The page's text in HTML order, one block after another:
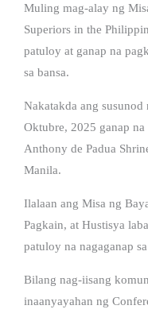
Muling mag-alay ng
Superiors in the
patuloy at ganap na
sa bansa.
Nakatakda ang
Oktubre, 2025 ganap
Anthony de Padua
Manila.
Ilalaan ang Misa ng
Pagkain, at Hustisya
patuloy na nagaganap
Bilang nag-iisang
inaanyayahan ng